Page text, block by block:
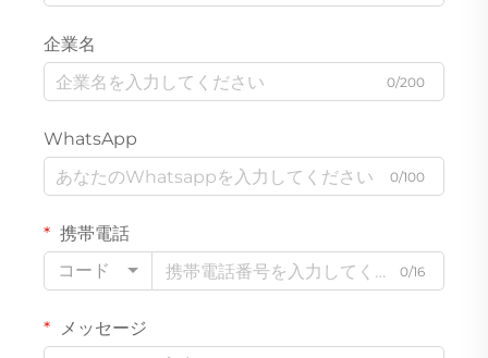
企業名
0/200
WhatsApp
0/100
携帯電話
コード
0/16
メッセージ